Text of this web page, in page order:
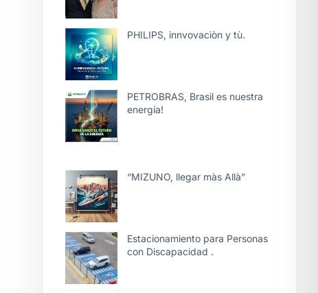
PHILIPS, innvovaciòn y tù.
PETROBRAS, Brasil es nuestra
energía!
“MIZUNO, llegar màs Allà”
Estacionamiento para Personas
con Discapacidad .